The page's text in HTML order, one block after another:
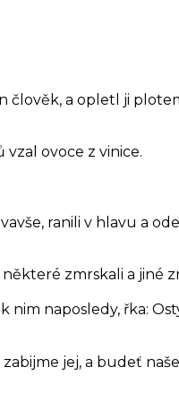
člověk, a opletl ji
ovoce z vinice.
ranili v hlavu a
zmrskali a jiné
nim naposledy, řka:
jej, a budeť